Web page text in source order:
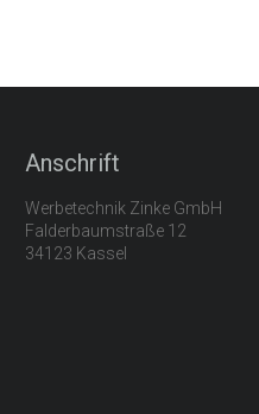
Anschrift
Werbetechnik Zinke GmbH
Falderbaumstraße 12
34123 Kassel